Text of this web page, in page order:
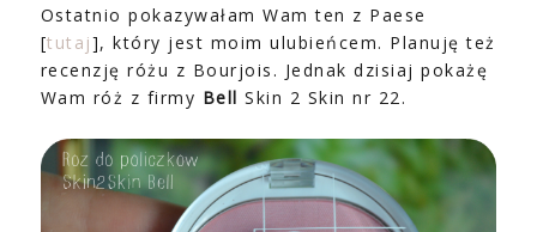
Ostatnio pokazywałam Wam ten z Paese
[tutaj], który jest moim ulubieńcem. Planuję też
recenzję różu z Bourjois. Jednak dzisiaj pokażę
Wam róż z firmy BellSkin 2 Skin nr 22.